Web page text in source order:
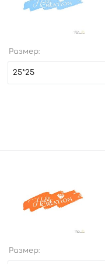
Размер:
25*25
Размер: